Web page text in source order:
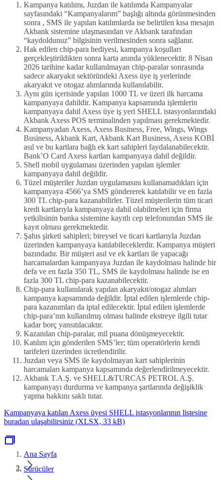
Kampanya katılımı, Juzdan ile katılımda Kampanyalar
sayfasındaki “Kampanyalarım” başlığı altında görünmesinden
sonra , SMS ile yapılan katılımlarda ise belirtilen kısa mesajın
Akbank sistemine ulaşmasından ve Akbank tarafından
“kaydoldunuz” bilgisinin verilmesinden sonra sağlanır.
Hak edilen chip-para hediyesi, kampanya koşulları
gerçekleştirildikten sonra karta anında yüklenecektir. 8 Nisan
2026 tarihine kadar kullanılmayan chip-paralar sonrasında
sadece akaryakıt sektöründeki Axess üye iş yerlerinde
akaryakıt ve otogaz alımlarında kullanılabilir.
Aynı gün içerisinde yapılan 1000 TL ve üzeri ilk harcama
kampanyaya dahildir. Kampanya kapsamında işlemlerin
kampanyaya dahil Axess üye iş yeri SHELL istasyonlarındaki
Akbank Axess POS terminalinden yapılması gerekmektedir.
Kampanyadan Axess, Axess Business, Free, Wings, Wings
Business, Akbank Kart, Akbank Kart Business, Axess KOBİ
asıl ve bu kartlara bağlı ek kart sahipleri faydalanabilecektir.
Bank’O Card Axess kartları kampanyaya dahil değildir.
Shell mobil uygulaması üzerinden yapılan işlemler
kampanyaya dahil değildir.
Tüzel müşteriler Juzdan uygulamasını kullanamadıkları için
kampanyaya 4566’ya SMS göndererek katılabilir ve en fazla
300 TL chip-para kazanabilirler. Tüzel müşterilerin tüm ticari
kredi kartlarıyla kampanyaya dahil olabilmeleri için firma
yetkilisinin banka sistemine kayıtlı cep telefonundan SMS ile
kayıt olması gerekmektedir.
Şahıs şirketi sahipleri; bireysel ve ticari kartlarıyla Juzdan
üzerinden kampanyaya katılabileceklerdir. Kampanya müşteri
bazındadır. Bir müşteri asıl ve ek kartları ile yapacağı
harcamalardan kampanyaya Juzdan ile kaydolması halinde bir
defa ve en fazla 350 TL, SMS ile kaydolması halinde ise en
fazla 300 TL chip-para kazanabilecektir.
Chip-para kullanılarak yapılan akaryakıt/otogaz alımları
kampanya kapsamında değildir. İptal edilen işlemlerde chip-
para kazanımları da iptal edilecektir. İptal edilen işlemlerde
chip-para’nın kullanılmış olması halinde ekstreye ilgili tutar
kadar borç yansıtılacaktır.
Kazanılan chip-paralar, mil puana dönüşmeyecektir.
Katılım için gönderilen SMS’ler; tüm operatörlerin kendi
tarifeleri üzerinden ücretlendirilir.
Juzdan veya SMS ile kaydolmayan kart sahiplerinin
harcamaları kampanya kapsamında değerlendirilmeyecektir.
Akbank T.A.Ş. ve SHELL&TURCAS PETROL A.Ş.
kampanyayı durdurma ve kampanya şartlarında değişiklik
yapma hakkını saklı tutar.
Kampanyaya katılan Axess üyesi SHELL istasyonlarının listesine
buradan ulaşabilirsiniz (XLSX, 33 kB)
Ana Sayfa
Sürücüler